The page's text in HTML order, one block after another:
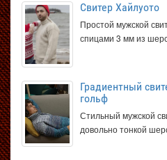
Свитер Хайлуото
Простой мужской
спицами 3 мм из
Градиентный
гольф
Стильный мужской
довольно тонкой